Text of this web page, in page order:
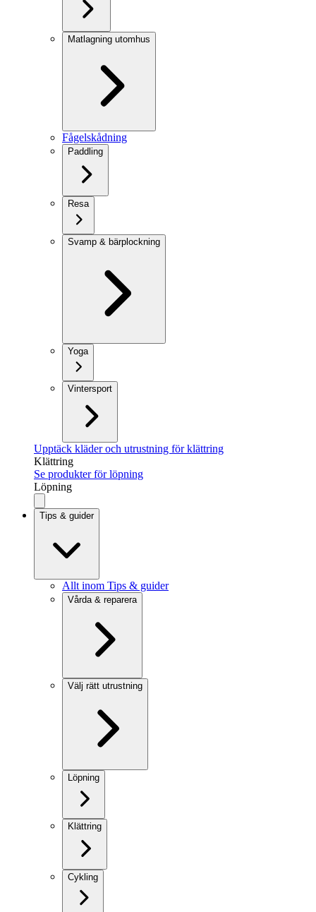
Matlagning utomhus
Fågelskådning
Paddling
Resa
Svamp & bärplockning
Yoga
Vintersport
Upptäck kläder och utrustning för klättring
Klättring
Se produkter för löpning
Löpning
Tips & guider
Allt inom Tips & guider
Vårda & reparera
Välj rätt utrustning
Löpning
Klättring
Cykling